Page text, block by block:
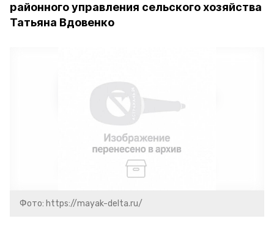
районного управления сельского хозяйства
Татьяна Вдовенко
Фото: https://mayak-delta.ru/